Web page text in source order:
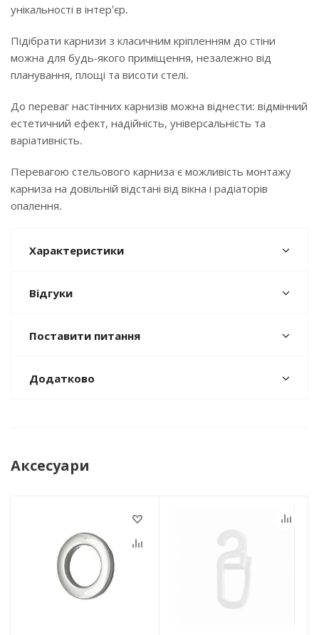
унікальності в інтер'єр.
Підібрати карнизи з класичним кріпленням до стіни
можна для будь-якого приміщення, незалежно від
планування, площі та висоти стелі.
До переваг настінних карнизів можна віднести: відмінний
естетичний ефект, надійність, універсальність та
варіативність.
Перевагою стельового карниза є можливість монтажу
карниза на довільній відстані від вікна і радіаторів
опалення.
Характеристики
Відгуки
Поставити питання
Додатково
Аксесуари